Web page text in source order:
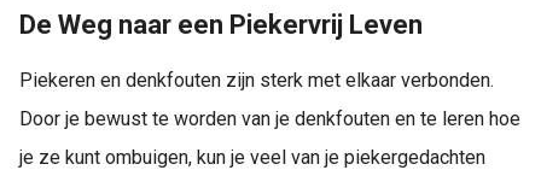
De Weg naar een Piekervrij Leven
Piekeren en denkfouten zijn sterk met elkaar verbonden.
Door je bewust te worden van je denkfouten en te leren hoe
je ze kunt ombuigen, kun je veel van je piekergedachten